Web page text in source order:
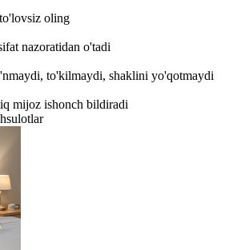
oling
nazoratidan o'tadi
to'kilmaydi, shaklini yo'qotmaydi
mijoz ishonch bildiradi